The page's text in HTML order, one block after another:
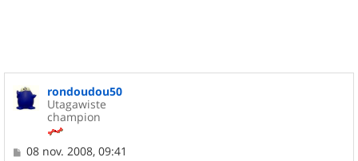
rondoudou50
Utagawiste
champion
M
08 nov. 2008, 09:41